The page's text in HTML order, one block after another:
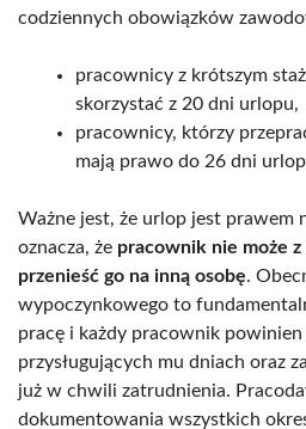
codziennych obowiązków
pracownicy z krótszym
skorzystać z 20 dni urlopu,
pracownicy, którzy
mają prawo do 26 dni
Ważne jest, że urlop jest prawem
oznacza, że pracownik nie może
przenieść go na inną osobę.
wypoczynkowego to
pracę i każdy pracownik
przysługujących mu dniach oraz
już w chwili zatrudnienia.
dokumentowania wszystkich